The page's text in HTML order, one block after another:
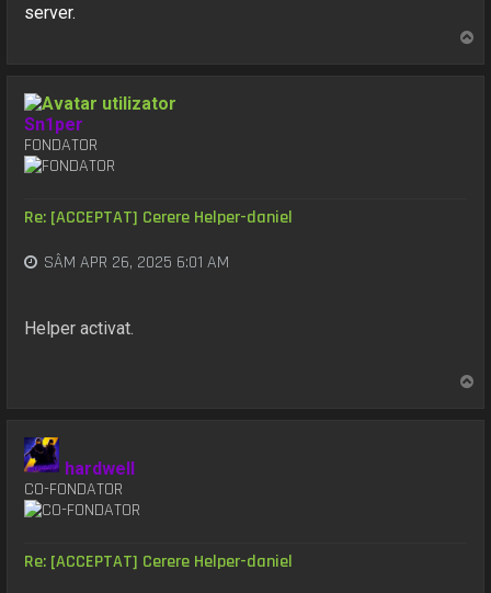
server.
Sn1per
FONDATOR
Re: [ACCEPTAT] Cerere Helper-daniel
SÂM APR 26, 2025 6:01 AM
Helper activat.
hardwell
CO-FONDATOR
Re: [ACCEPTAT] Cerere Helper-daniel